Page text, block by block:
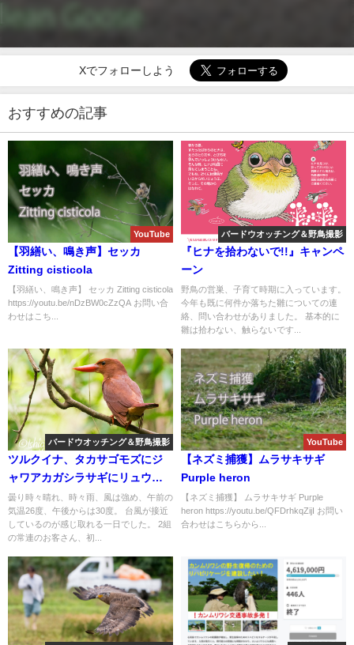
Xでフォローしよう
おすすめの記事
YouTube
【羽繕い、鳴き声】セッカ
Zitting cisticola
【羽繕い、鳴き声】 セッカ Zitting cisticola
https://youtu.be/nDzBW0cZzQA お問い合
わせはこち...
バードウオッチング＆野鳥撮影
『ヒナを拾わないで!!』キャンペ
ーン
野鳥の営巣、子育て時期に入っています。
今年も既に何件か落ちた雛についての連
絡、問い合わせがありました。 基本的に
雛は拾わない、触らないです...
バードウオッチング＆野鳥撮影
ツルクイナ、タカサゴモズにジ
ャワアカガシラサギにリュウキ
ュウアカショウビン！！盛り沢
山のバードウオッチング＆野鳥
撮影ガイド。
曇り時々晴れ、時々雨、風は強め、午前の
気温26度、午後からは30度。 台風が接近
しているのが感じ取れる一日でした。 2組
の常連のお客さん、初...
YouTube
【ネズミ捕獲】ムラサキサギ
Purple heron
【ネズミ捕獲】 ムラサキサギ Purple
heron https://youtu.be/QFDrhkqZijI お問い
合わせはこちらから...